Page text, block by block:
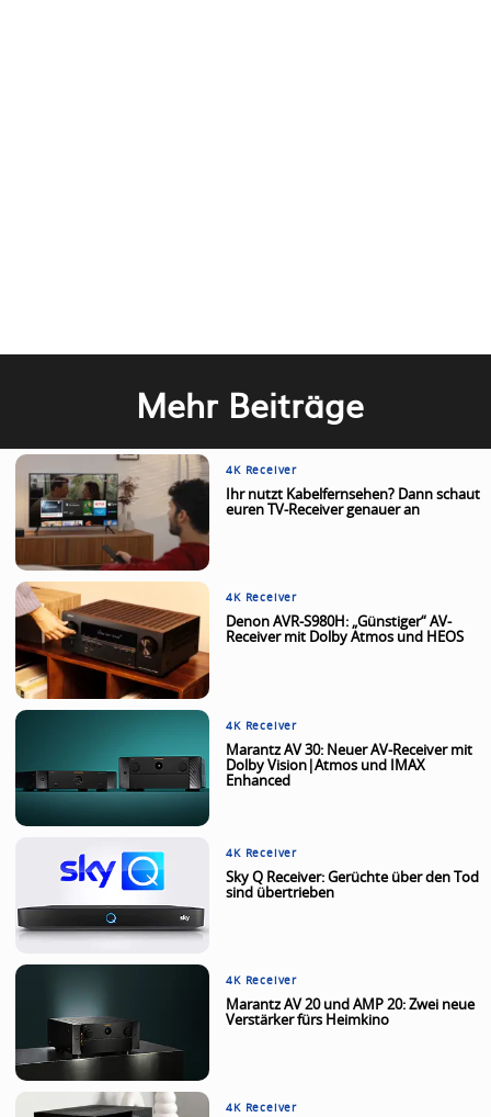
Mehr Beiträge
4K Receiver
Ihr nutzt Kabelfernsehen? Dann schaut
euren TV-Receiver genauer an
4K Receiver
Denon AVR-S980H: „Günstiger“ AV-
Receiver mit Dolby Atmos und HEOS
4K Receiver
Marantz AV 30: Neuer AV-Receiver mit
Dolby Vision|Atmos und IMAX
Enhanced
4K Receiver
Sky Q Receiver: Gerüchte über den Tod
sind übertrieben
4K Receiver
Marantz AV 20 und AMP 20: Zwei neue
Verstärker fürs Heimkino
4K Receiver